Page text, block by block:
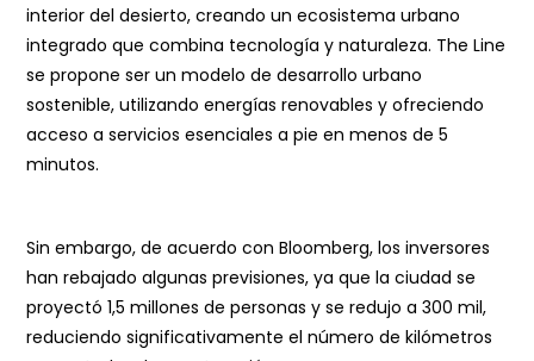
interior del desierto, creando un ecosistema urbano
integrado que combina tecnología y naturaleza. The Line
se propone ser un modelo de desarrollo urbano
sostenible, utilizando energías renovables y ofreciendo
acceso a servicios esenciales a pie en menos de 5
minutos.
Sin embargo, de acuerdo con Bloomberg, los inversores
han rebajado algunas previsiones, ya que la ciudad se
proyectó 1,5 millones de personas y se redujo a 300 mil,
reduciendo significativamente el número de kilómetros